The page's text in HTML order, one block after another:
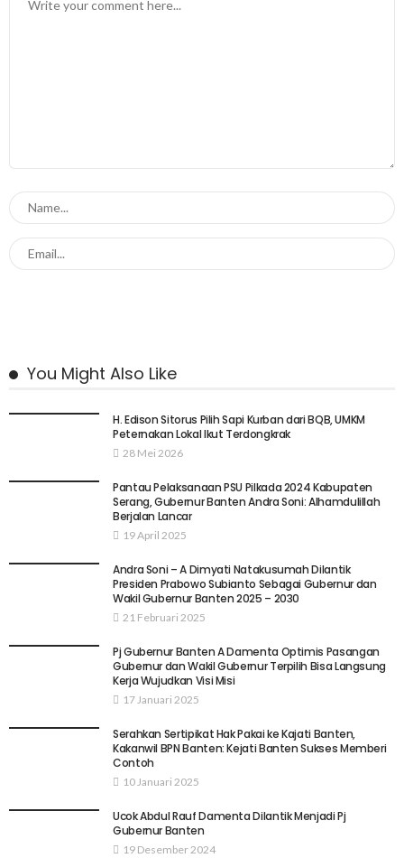
You Might Also Like
H. Edison Sitorus Pilih Sapi Kurban dari BQB, UMKM
Peternakan Lokal Ikut Terdongkrak
28 Mei 2026
Pantau Pelaksanaan PSU Pilkada 2024 Kabupaten
Serang, Gubernur Banten Andra Soni: Alhamdulillah
Berjalan Lancar
19 April 2025
Andra Soni – A Dimyati Natakusumah Dilantik
Presiden Prabowo Subianto Sebagai Gubernur dan
Wakil Gubernur Banten 2025 – 2030
21 Februari 2025
Pj Gubernur Banten A Damenta Optimis Pasangan
Gubernur dan Wakil Gubernur Terpilih Bisa Langsung
Kerja Wujudkan Visi Misi
17 Januari 2025
Serahkan Sertipikat Hak Pakai ke Kajati Banten,
Kakanwil BPN Banten: Kejati Banten Sukses Memberi
Contoh
10 Januari 2025
Ucok Abdul Rauf Damenta Dilantik Menjadi Pj
Gubernur Banten
19 Desember 2024